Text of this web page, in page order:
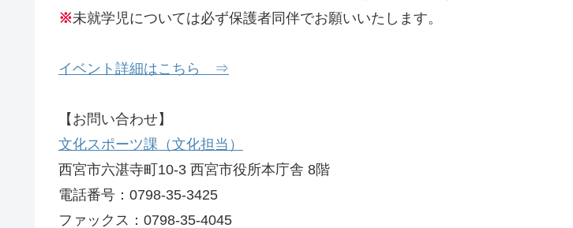
※未就学児については必ず保護者同伴でお願いいたします。
イベント詳細はこちら ⇒
【お問い合わせ】
文化スポーツ課（文化担当）
西宮市六湛寺町10-3 西宮市役所本庁舎 8階
電話番号：0798-35-3425
ファックス：0798-35-4045